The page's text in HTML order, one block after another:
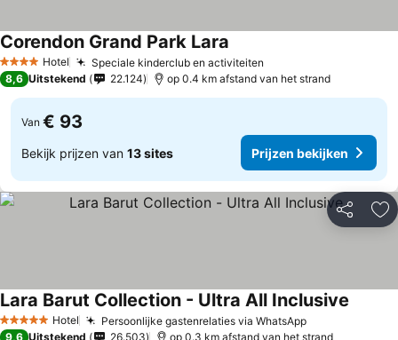
4 SterrenHotel Speciale kinderclub en activiteiten
Corendon Grand Park Lara
8,6 Uitstekend 22.124 op 0.4 km afstand van het strand
Van € 93
Bekijk prijzen van 13 sites Prijzen bekijken
Delen
5 Sterren Hotel Persoonlijke gastenrelaties via WhatsApp
Lara Barut Collection - Ultra All Inclusive
9,6 Uitstekend 26.503 op 0.3 km afstand van het strand